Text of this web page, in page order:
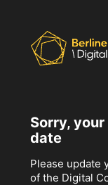
Sorry,
date
Please update
of the Digital